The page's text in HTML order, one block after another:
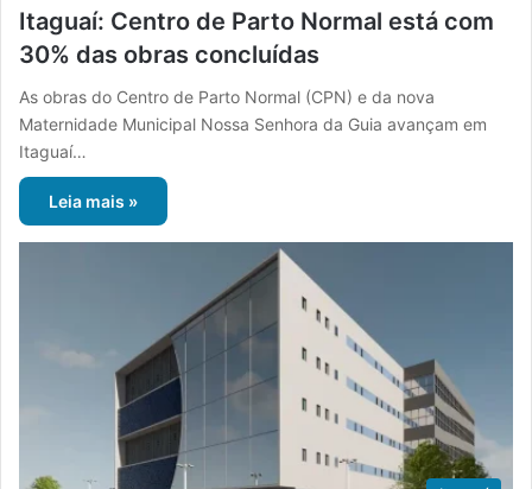
Itaguaí: Centro de Parto Normal está com
30% das obras concluídas
As obras do Centro de Parto Normal (CPN) e da nova
Maternidade Municipal Nossa Senhora da Guia avançam em
Itaguaí…
Leia mais »